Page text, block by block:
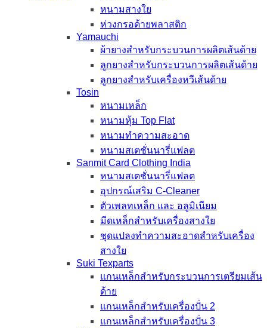
หนามสางใย
ห่วงกรอด้ายพลาสติก
Yamauchi
ผ้ายางสำหรับกระบวนการผลิตเส้นด้าย
ลูกยางสำหรับกระบวนการผลิตเส้นด้าย
ลูกยางสำหรับเครื่องหวีเส้นด้าย
Tosin
หนามเหล็ก
หนามหุ้ม Top Flat
หนามทำความสะอาด
หนามสเตชั่นนารี่แฟลต
Sanmit Card Clothing India
หนามสเตชั่นนารี่แฟลต
อุปกรณ์เสริม C-Cleaner
ตัวเพลทเหล็ก และ อลูมิเนียม
มีดเหล็กสำหรับเครื่องสางใย
ชุดแปลงทำความสะอาดสำหรับเครื่อง
สางใย
Suki Texparts
แกนเหล็กสำหรับกระบวนการเตรียมเส้น
ด้าย
แกนเหล็กสำหรับเครื่องปั่น 2
แกนเหล็กสำหรับเครื่องปั่น 3